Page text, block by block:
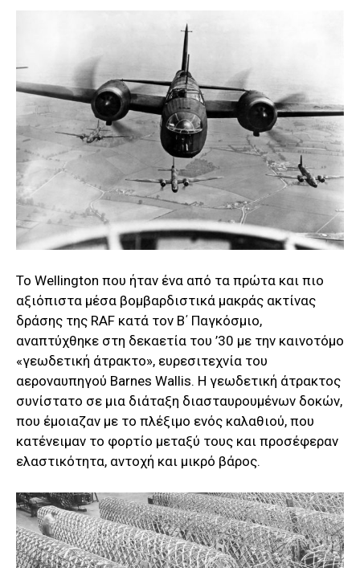
Το Wellington που ήταν ένα από τα πρώτα και πιο
αξιόπιστα μέσα βομβαρδιστικά μακράς ακτίνας
δράσης της RAF κατά τον Β΄ Παγκόσμιο,
αναπτύχθηκε στη δεκαετία του ’30 με την καινοτόμο
«γεωδετική άτρακτο», ευρεσιτεχνία του
αεροναυπηγού Barnes Wallis. Η γεωδετική άτρακτος
συνίστατο σε μια διάταξη διασταυρουμένων δοκών,
που έμοιαζαν με το πλέξιμο ενός καλαθιού, που
κατένειμαν το φορτίο μεταξύ τους και προσέφεραν
ελαστικότητα, αντοχή και μικρό βάρος.